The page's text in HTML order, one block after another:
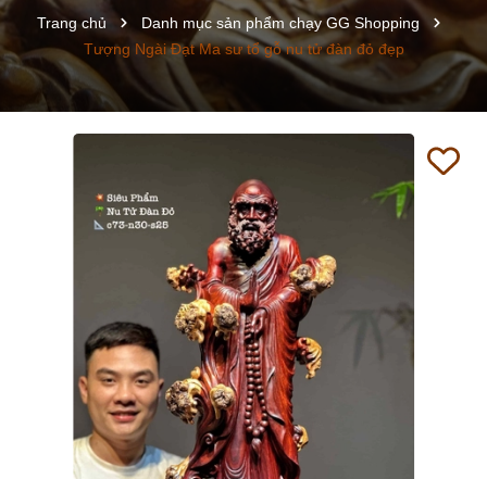
Trang chủ
Danh mục sản phẩm chạy GG Shopping
Tượng Ngài Đạt Ma sư tổ gỗ nu tử đàn đỏ đẹp